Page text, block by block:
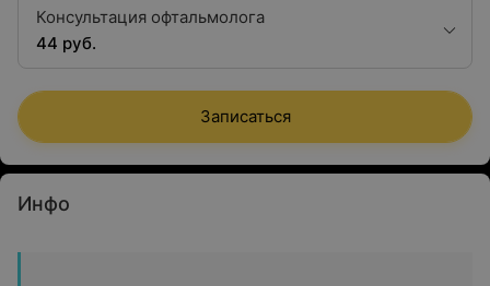
Консультация офтальмолога
44 руб.
Записаться
Инфо